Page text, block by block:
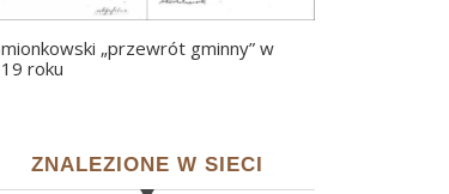
„przewrót gminny” w
roku
ZNALEZIONE W SIECI